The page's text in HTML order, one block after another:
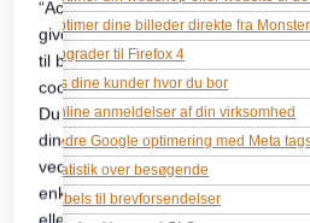
Optimer dine billeder direkte fra
Opgrader til Firefox 4
Vis dine kunder hvor du bor
Online anmeldelser af din virksomhed
Bedre Google optimering med Meta
Statistik over besøgende
Labels til brevforsendelser